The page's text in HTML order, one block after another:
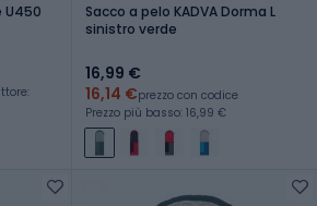
U450
Sacco a pelo KADVA Dorma L
sinistro verde
16,99 €
16,14 €prezzo con codice
Prezzo più basso: 16,99 €